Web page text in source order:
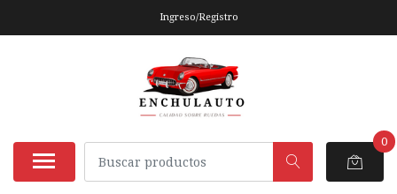
Ingreso/Registro
0